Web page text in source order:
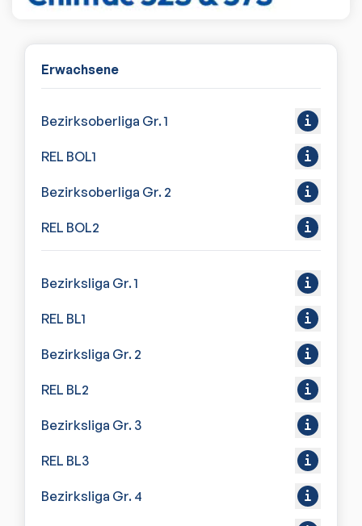
Erwachsene
Bezirksoberliga Gr. 1
REL BOL1
Bezirksoberliga Gr. 2
REL BOL2
Bezirksliga Gr. 1
REL BL1
Bezirksliga Gr. 2
REL BL2
Bezirksliga Gr. 3
REL BL3
Bezirksliga Gr. 4